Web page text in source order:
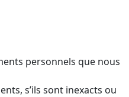
personnels que nous
s’ils sont inexacts ou